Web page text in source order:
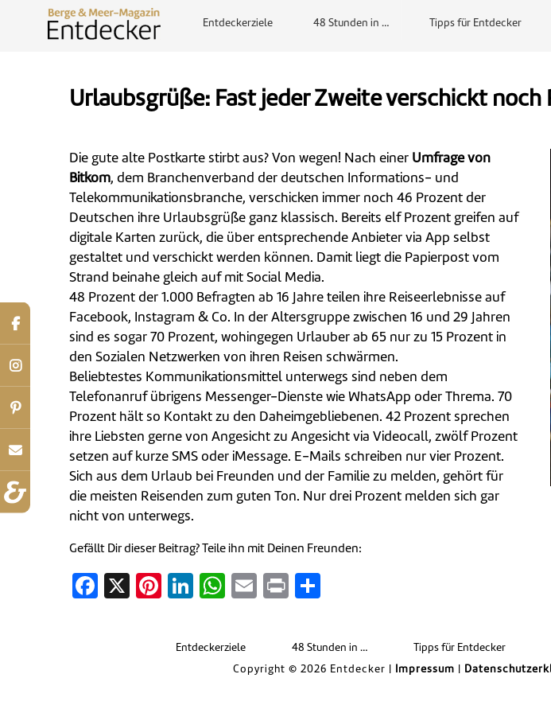
Entdeckerziele 48 Stunden in … Tipps für Entdecker
Urlaubsgrüße: Fast jeder Zweite verschickt noch
Die gute alte Postkarte stirbt aus? Von wegen! Nach einer Umfrage von
Bitkom, dem Branchenverband der deutschen Informations- und
Telekommunikationsbranche, verschicken immer noch 46 Prozent der
Deutschen ihre Urlaubsgrüße ganz klassisch. Bereits elf Prozent greifen auf
digitale Karten zurück, die über entsprechende Anbieter via App selbst
gestaltet und verschickt werden können. Damit liegt die Papierpost vom
Strand beinahe gleich auf mit Social Media.
48 Prozent der 1.000 Befragten ab 16 Jahre teilen ihre Reiseerlebnisse auf
Facebook, Instagram & Co. In der Altersgruppe zwischen 16 und 29 Jahren
sind es sogar 70 Prozent, wohingegen Urlauber ab 65 nur zu 15 Prozent in
den Sozialen Netzwerken von ihren Reisen schwärmen.
Beliebtestes Kommunikationsmittel unterwegs sind neben dem
Telefonanruf übrigens Messenger-Dienste wie WhatsApp oder Threma. 70
Prozent hält so Kontakt zu den Daheimgebliebenen. 42 Prozent sprechen
ihre Liebsten gerne von Angesicht zu Angesicht via Videocall, zwölf Prozent
setzen auf kurze SMS oder iMessage. E-Mails schreiben nur vier Prozent.
Sich aus dem Urlaub bei Freunden und der Familie zu melden, gehört für
die meisten Reisenden zum guten Ton. Nur drei Prozent melden sich gar
nicht von unterwegs.
Gefällt Dir dieser Beitrag? Teile ihn mit Deinen Freunden:
Facebook
X Pinterest
LinkedIn
WhatsApp
EmailPrint
Entdeckerziele 48 Stunden in … Tipps für Entdecker
Copyright © 2026 Entdecker | Impressum